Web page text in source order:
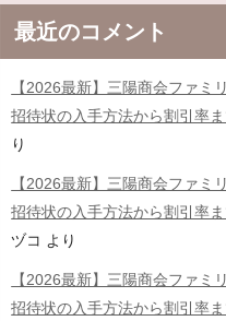
最近のコメント
【2026最新】三陽商会ファミ
招待状の入手方法から割引率
り
【2026最新】三陽商会ファミ
招待状の入手方法から割引率
ヅコ より
【2026最新】三陽商会ファミ
招待状の入手方法から割引率